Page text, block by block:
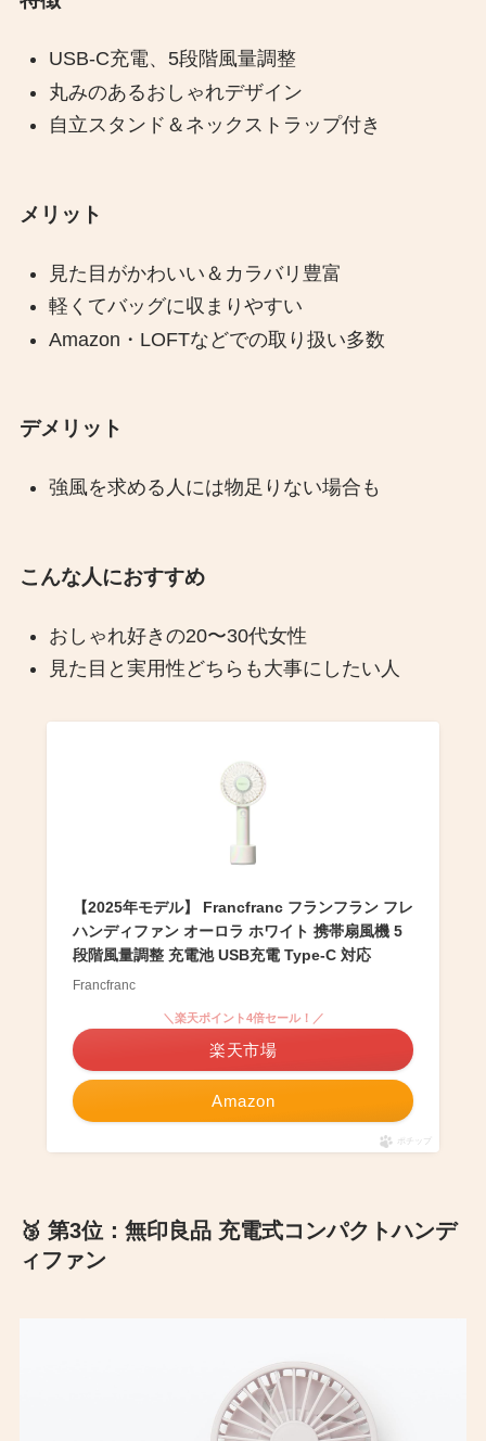
USB-C充電、5段階風量調整
丸みのあるおしゃれデザイン
自立スタンド＆ネックストラップ付き
メリット
見た目がかわいい＆カラバリ豊富
軽くてバッグに収まりやすい
Amazon・LOFTなどでの取り扱い多数
デメリット
強風を求める人には物足りない場合も
こんな人におすすめ
おしゃれ好きの20〜30代女性
見た目と実用性どちらも大事にしたい人
【2025年モデル】 Francfranc フランフラン フレ
ハンディファン オーロラ ホワイト 携帯扇風機 5
段階風量調整 充電池 USB充電 Type-C 対応
Francfranc
Amazon
＼楽天ポイント4倍セール！／
楽天市場
ポチップ
🥉 第3位：無印良品 充電式コンパクトハンデ
ィファン